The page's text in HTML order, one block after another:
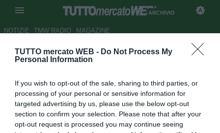
TUTTO mercato WEB - Do Not Process My
Personal Information
If you wish to opt-out of the sale, sharing to third parties, or
processing of your personal or sensitive information for
targeted advertising by us, please use the below opt-out
section to confirm your selection. Please note that after your
opt-out request is processed you may continue seeing
ARCHIVIO
NOTIZIE TMW RADIO MAGAZINE
Serie C, le società più virtuose
Autore Stefano Sica
30.04.2008 21:29
vedi letture